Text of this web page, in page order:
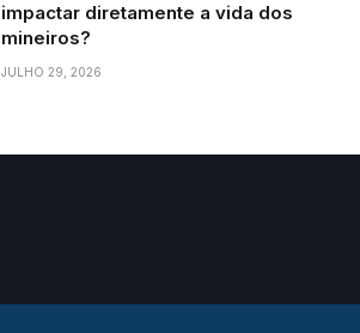
impactar diretamente a vida dos
mineiros?
JULHO 29, 2026